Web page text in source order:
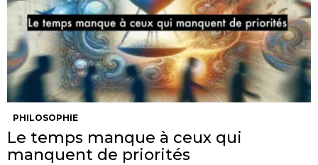
PHILOSOPHIE
Le temps manque à ceux qui
manquent de priorités